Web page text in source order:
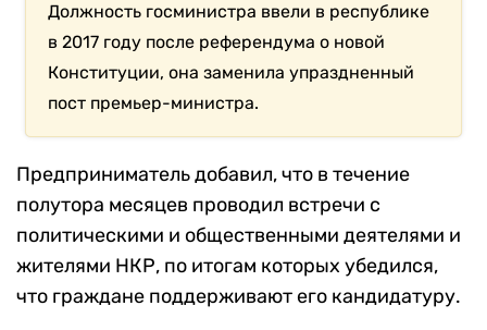
Должность госминистра ввели в республике
в 2017 году после референдума о новой
Конституции, она заменила упраздненный
пост премьер-министра.
Предприниматель добавил, что в течение
полутора месяцев проводил встречи с
политическими и общественными деятелями и
жителями НКР, по итогам которых убедился,
что граждане поддерживают его кандидатуру.